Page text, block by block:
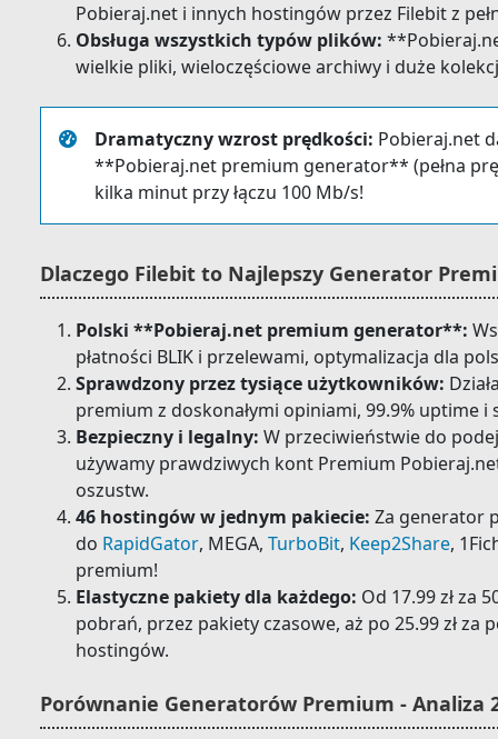
Pobieraj.net i innych hostingów przez Filebit z
Obsługa wszystkich typów plików:
wielkie pliki, wieloczęściowe archiwy i duże
Dramatyczny wzrost prędkości: Pobieraj.net
**Pobieraj.net premium generator** (pełna
kilka minut przy łączu 100 Mb/s!
Dlaczego Filebit to Najlepszy Generator
Polski **Pobieraj.net premium generator**:
płatności BLIK i przelewami, optymalizacja dla
Sprawdzony przez tysiące użytkowników:
premium z doskonałymi opiniami, 99.9% uptime
Bezpieczny i legalny: W przeciwieństwie do
używamy prawdziwych kont Premium
oszustw.
46 hostingów w jednym pakiecie: Za generator
do RapidGator, MEGA, TurboBit, Keep2Share,
premium!
Elastyczne pakiety dla każdego: Od 17.99 zł za
pobrań, przez pakiety czasowe, aż po 25.99 zł za
hostingów.
Porównanie Generatorów Premium - Analiza